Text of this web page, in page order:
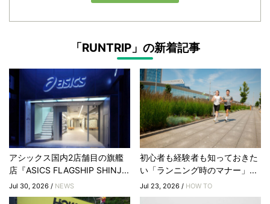
「RUNTRIP」の新着記事
アシックス国内2店舗目の旗艦
店『ASICS FLAGSHIP SHINJ...
Jul 30, 2026 / NEWS
初心者も経験者も知っておきた
い「ランニング時のマナー」...
Jul 23, 2026 / HOW TO